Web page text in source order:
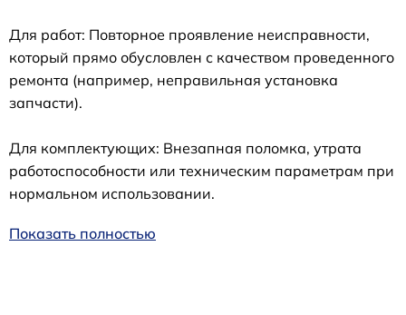
Для работ: Повторное проявление неисправности,
который прямо обусловлен с качеством проведенного
ремонта (например, неправильная установка
запчасти).
Для комплектующих: Внезапная поломка, утрата
работоспособности или техническим параметрам при
нормальном использовании.
Показать полностью